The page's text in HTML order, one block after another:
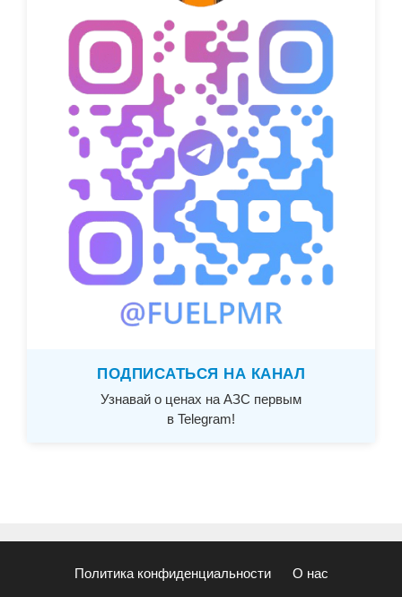
ПОДПИСАТЬСЯ НА КАНАЛ
Узнавай о ценах на АЗС первым
в Telegram!
Политика конфиденциальности О нас